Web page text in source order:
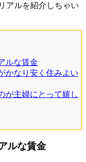
アルを紹介しちゃい
ルな賃金
かなり安く住みよい
が主婦にとって嬉し
ルな賃金